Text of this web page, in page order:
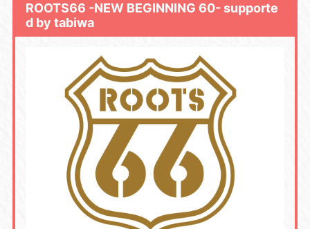
ROOTS66 -NEW BEGINNING 60- supporte
d by tabiwa